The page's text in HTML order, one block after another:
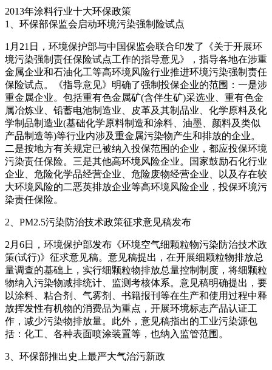
2013年涂料行业十大环保政策
1、环保部保监会启动环境污染强制险试点
1月21日，环境保护部与中国保监会联合印发了《关于开展环
境污染强制责任保险试点工作的指导意见》，指导各地在涉重
金属企业和石油化工等高环境风险行业推进环境污染强制责任
保险试点。《指导意见》明确了强制投保企业的范围：一是涉
重金属企业。包括重有色金属矿(含伴生矿)采选业、重有色金
属冶炼业、铅蓄电池制造业、皮革及其制品业、化学原料及化
学制品制造业(基础化学原料制造和涂料、油墨、颜料及类似
产品制造等)等行业内涉及重金属污染物产生和排放的企业。
二是按地方有关规定已被纳入投保范围的企业，都应投保环境
污染责任保险。三是其他高环境风险企业。国家鼓励石化行业
企业、危险化学品经营企业、危险废物经营企业、以及存在较
大环境风险的二恶英排放企业等高环境风险企业，投保环境污
染责任保险。
2、PM2.5污染防治技术政策征求意见稿发布
2月6日，环境保护部发布《环境空气细颗粒物污染防治技术政
策(试行)》征求意见稿。意见稿提出，在开展细颗粒物排放总
量调查的基础上，实行细颗粒物排放总量控制制度，将细颗粒
物纳入污染物减排统计、监测考核体系。意见稿明确提出，要
以涂料、粘合剂、气雾剂、书籍报刊等在生产和使用过程中释
放挥发性有机物的消费品为重点，开展环境标志产品认证工
作，减少污染物排放量。此外，意见稿指出的工业污染源包
括：化工、各种表面喷涂装置等，也纳入监管范围。
3、环保部推出史上最严大气治污新政